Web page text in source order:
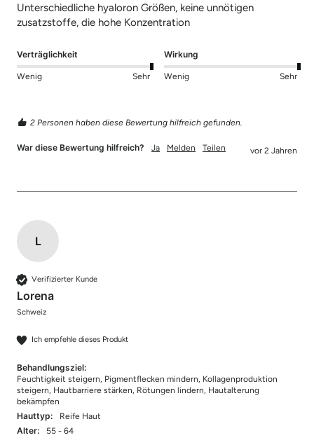
Unterschiedliche hyaloron Größen, keine unnötigen
zusatzstoffe, die hohe Konzentration
Verträglichkeit
Wenig Sehr
Wirkung
Wenig Sehr
2 Personen haben diese Bewertung hilfreich gefunden.
War diese Bewertung hilfreich? Ja Melden Teilen vor 2 Jahren
L
Verifizierter Kunde
Lorena
Schweiz
Ich empfehle dieses Produkt
Behandlungsziel:
Feuchtigkeit steigern, Pigmentflecken mindern, Kollagenproduktion
steigern, Hautbarriere stärken, Rötungen lindern, Hautalterung
bekämpfen
Hauttyp: Reife Haut
Alter: 55 - 64